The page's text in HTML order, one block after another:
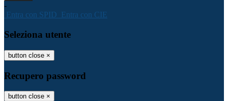
-
Entra con SPID Entra con CIE
Seleziona utente
button close ×
Recupero password
button close ×